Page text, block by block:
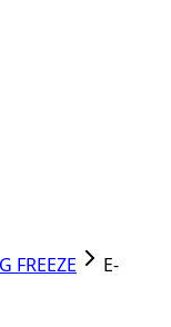
FREEZE
E-